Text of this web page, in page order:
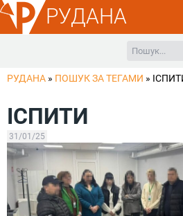
РУДАНА
РУДАНА » ПОШУК ЗА ТЕГАМИ »
ІСПИТИ
31/01/25